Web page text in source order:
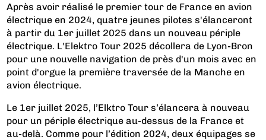
Après avoir réalisé le premier tour de France en avion
électrique en 2024, quatre jeunes pilotes s'élanceront
à partir du 1er juillet 2025 dans un nouveau périple
électrique. L'Elektro Tour 2025 décollera de Lyon-Bron
pour une nouvelle navigation de près d'un mois avec en
point d'orgue la première traversée de la Manche en
avion électrique.
Le 1er juillet 2025, l’Elktro Tour s’élancera à nouveau
pour un périple électrique au-dessus de la France et
au-delà. Comme pour l’édition 2024, deux équipages se